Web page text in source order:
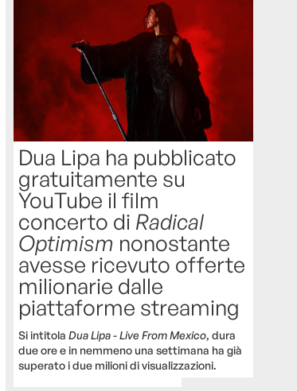
Dua Lipa ha pubblicato
gratuitamente su
YouTube il film
concerto di Radical
Optimism nonostante
avesse ricevuto offerte
milionarie dalle
piattaforme streaming
Si intitolaDua Lipa - Live From Mexico, dura
due ore e in nemmeno una settimana ha già
superato i due milioni di visualizzazioni.